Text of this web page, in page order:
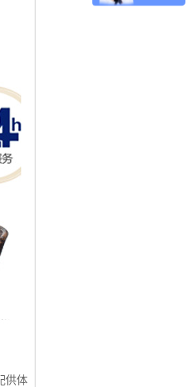
供体